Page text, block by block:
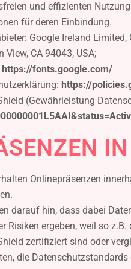
und effizienten
für deren Einbindung.
Google Ireland
View, CA 94043, USA;
https://fonts.google.com/
https://
(Gewährleistung
Onlinepräsenzen
darauf hin, dass dabei
Risiken ergeben, weil so
zertifiziert sind oder
die Datenschutzstandards